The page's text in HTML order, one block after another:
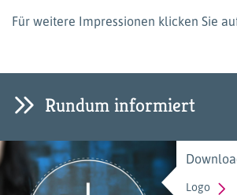
Für weitere Impressionen klicken Sie
Rundum informiert
Logo